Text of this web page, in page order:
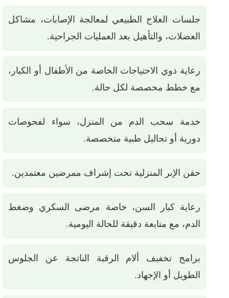
جلسات العلاج الطبيعي لمعالجة الإصابات، مشاكل
العضلات، والتأهيل بعد العمليات الجراحية.
رعاية ذوي الاحتياجات الخاصة من الأطفال أو الكبار،
مع خطط مخصصة لكل حالة.
خدمة سحب الدم من المنزل، سواء لفحوصات
دورية أو تحاليل طبية متخصصة.
حقن الإبر المنزلية تحت إشراف ممرضين معتمدين.
رعاية كبار السن، خاصة مرضى السكري وضغط
الدم، مع متابعة دقيقة للحالة اليومية.
برامج تخفيف ألام الرقبة الناتجة عن الجلوس
الطويل أو الإجهاد.